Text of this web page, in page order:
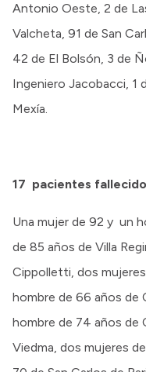
Antonio Oeste, 2 de
Valcheta, 91 de San
42 de El Bolsón, 3 de
Ingeniero Jacobacci, 1
Mexía.
17 pacientes
Una mujer de 92 y un
de 85 años de Villa
Cippolletti, dos
hombre de 66 años de
hombre de 74 años de
Viedma, dos mujeres